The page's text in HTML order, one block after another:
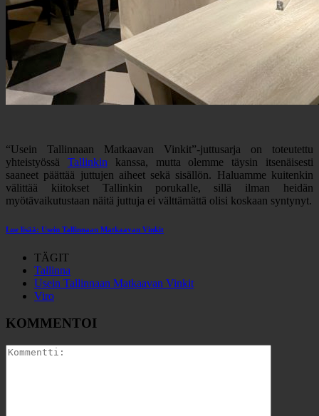
“Usein Tallinnaan Matkaavan Vinkit”-juttusarja on toteutettu
yhteistyössä Tallinkin kanssa, mutta olemme täysin itsenäisesti
saaneet päättää juttujen aiheet sekä sisällön. Haluamme kuitenkin
välittää kiitokset Tallinkin porukalle, sillä ilman heidän
myötävaikutustaan näitä juttuja ei välttämättä olisi koskaan syntynyt.
Lue lisää: Usein Tallinnaan Matkaavan Vinkit
TÄGIT
Tallinna
Usein Tallinnaan Matkaavan Vinkit
Viro
KOMMENTOI